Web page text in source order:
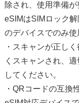
除され、使用準備
eSIMはSIMロック
のデバイスでのみ使
・スキャンが正し
くスキャンされ、
してください。
・QRコードの互換